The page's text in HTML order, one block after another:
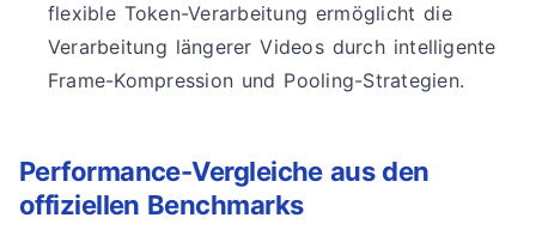
flexible Token-Verarbeitung ermöglicht die
Verarbeitung längerer Videos durch intelligente
Frame-Kompression und Pooling-Strategien.
Performance-Vergleiche aus den
offiziellen Benchmarks